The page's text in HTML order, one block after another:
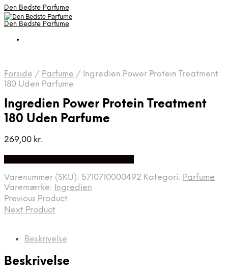
Den Bedste Parfume
Den Bedste Parfume
Forside / Parfume / Ingredien Power Protein Treatment
180 Uden Parfume
Ingredien Power Protein Treatment
180 Uden Parfume
269,00 kr.
Varenummer (SKU): 5710710000492 Kategori: Parfume
Varemærke: Ingredien
Previous Product
Next Product
Beskrivelse
Beskrivelse